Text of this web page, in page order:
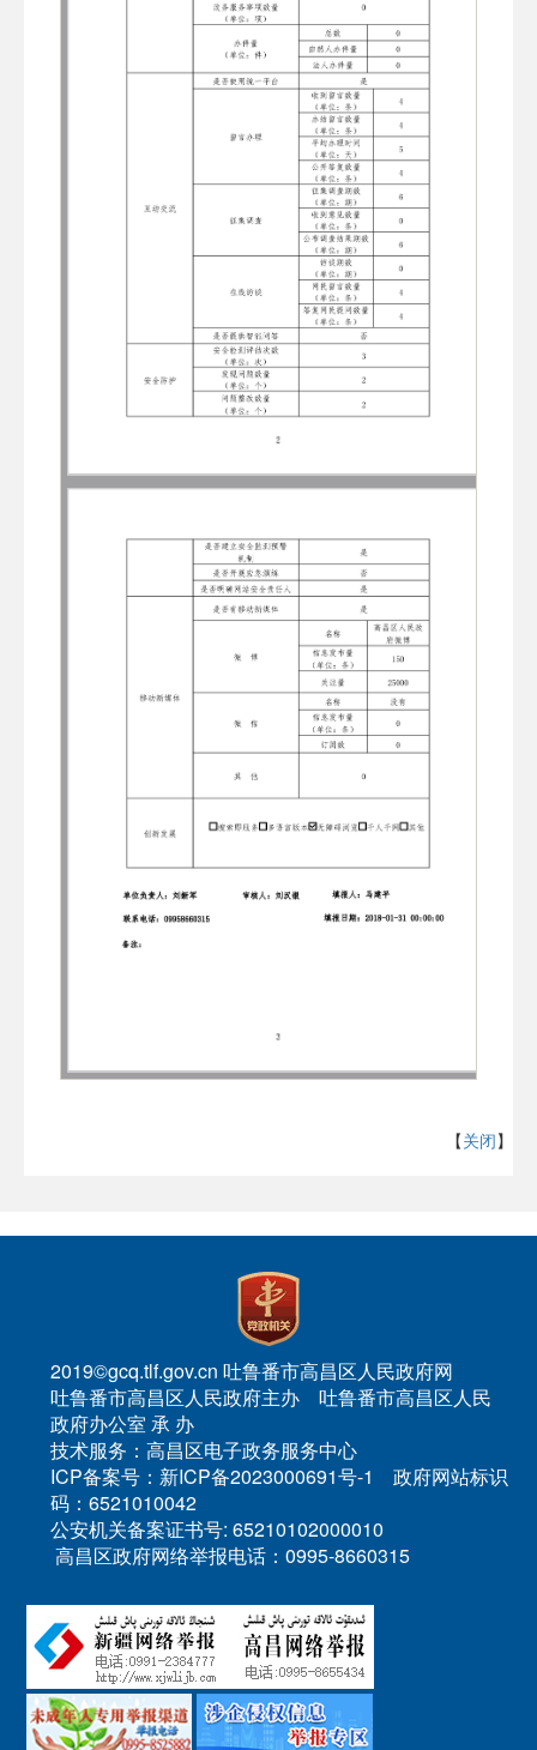
【关闭】
2019©gcq.tlf.gov.cn 吐鲁番市高昌区人民政府网
吐鲁番市高昌区人民政府主办 吐鲁番市高昌区人民
政府办公室 承 办
技术服务：高昌区电子政务服务中心
ICP备案号：新ICP备2023000691号-1 政府网站标识
码：6521010042
公安机关备案证书号: 65210102000010
高昌区政府网络举报电话：0995-8660315